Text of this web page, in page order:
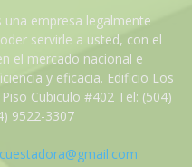
una empresa legalmente
servirle a usted, con el
el mercado nacional e
y eficacia. Edificio Los
Cubiculo #402 Tel: (504)
9522-3307